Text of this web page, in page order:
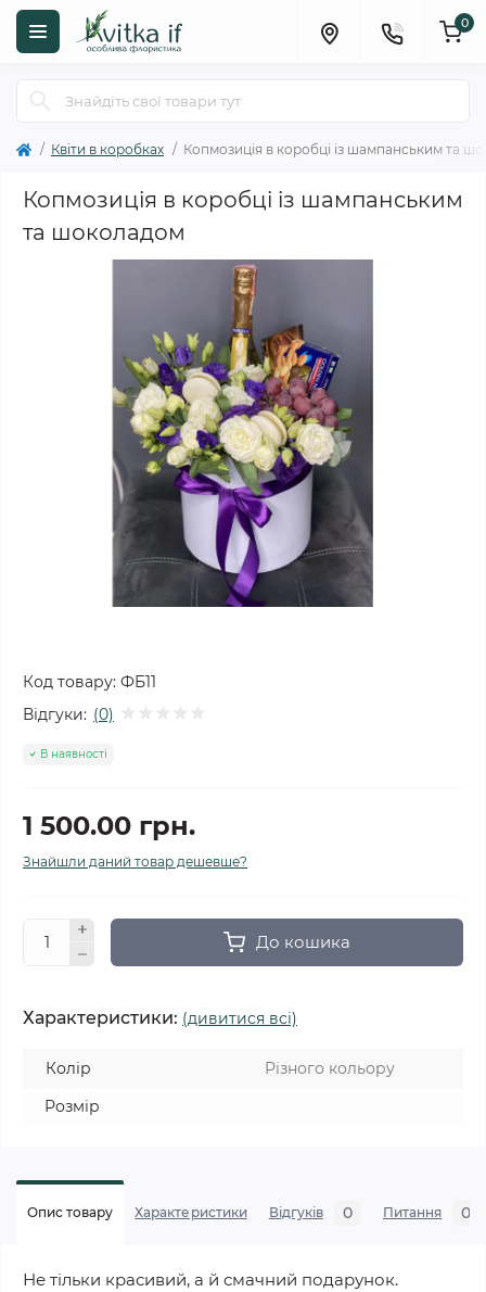
0
Квіти в коробках Копмозиція в коробці із шампанським та
Копмозиція в коробці із шампанським
та шоколадом
Код товару: ФБ11
Відгуки: (0)
В наявності
1 500.00 грн.
Знайшли даний товар дешевше?
До кошика
Характеристики: (дивитися всі)
Колір
Різного кольору
Розмір
Опис товару Характеристики Відгуків 0 Питання 0
Не тільки красивий, а й смачний подарунок.